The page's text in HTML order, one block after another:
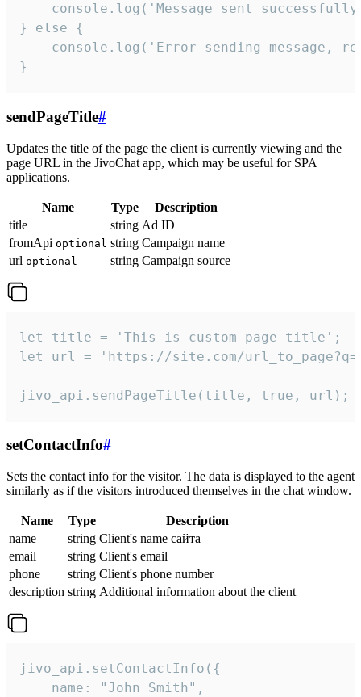
console.log('Message sent
} else {
console.log('Error sending message,
}
sendPageTitle#
Updates the title of the page the client is currently viewing and the
page URL in the JivoChat app, which may be useful for SPA
applications.
Name Type
Description
title
string Ad ID
fromApi optional string Campaign name
url optional string Campaign source
let title = 'This is custom page title';
let url = 'https://site.com/
jivo_api.sendPageTitle(title, true, url);
setContactInfo#
Sets the contact info for the visitor. The data is displayed to the agent
similarly as if the visitors introduced themselves in the chat window.
Name Type
Description
name
string Client's name сайта
email
string Client's email
phone
string Client's phone number
description string Additional information about the client
jivo_api.setContactInfo({
    name: "John Smith",